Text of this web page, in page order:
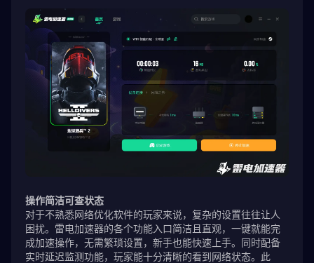
操作简洁可查状态
对于不熟悉网络优化软件的玩家来说，复杂的设置往往让人
困扰。雷电加速器的各个功能入口简洁且直观，一键就能完
成加速操作，无需繁琐设置，新手也能快速上手。同时配备
实时延迟监测功能，玩家能十分清晰的看到网络状态。此